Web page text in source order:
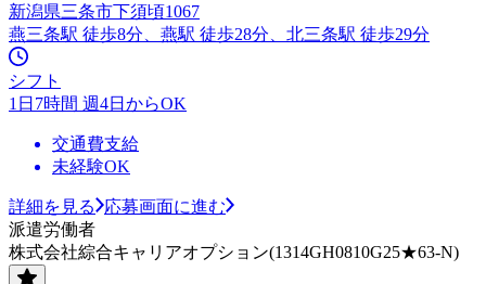
新潟県三条市下須頃1067
燕三条駅 徒歩8分、燕駅 徒歩28分、北三条駅 徒歩29分
シフト
1日7時間 週4日からOK
交通費支給
未経験OK
詳細を見る
応募画面に進む
派遣労働者
株式会社綜合キャリアオプション(1314GH0810G25★63-N)